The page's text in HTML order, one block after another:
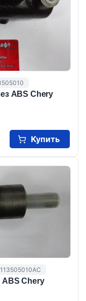
ABS Chery
Купить
Chery